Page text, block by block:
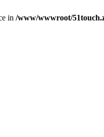
in /www/wwwroot/